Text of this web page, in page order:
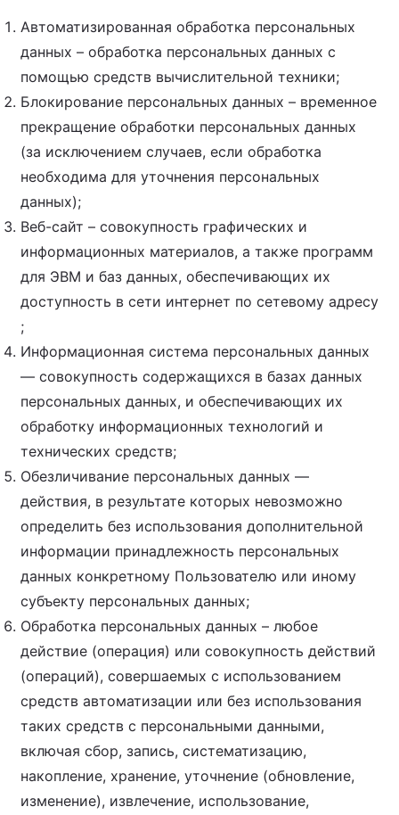
Автоматизированная обработка персональных
данных – обработка персональных данных с
помощью средств вычислительной техники;
Блокирование персональных данных – временное
прекращение обработки персональных данных
(за исключением случаев, если обработка
необходима для уточнения персональных
данных);
Веб-сайт – совокупность графических и
информационных материалов, а также программ
для ЭВМ и баз данных, обеспечивающих их
доступность в сети интернет по сетевому адресу
;
Информационная система персональных данных
— совокупность содержащихся в базах данных
персональных данных, и обеспечивающих их
обработку информационных технологий и
технических средств;
Обезличивание персональных данных —
действия, в результате которых невозможно
определить без использования дополнительной
информации принадлежность персональных
данных конкретному Пользователю или иному
субъекту персональных данных;
Обработка персональных данных – любое
действие (операция) или совокупность действий
(операций), совершаемых с использованием
средств автоматизации или без использования
таких средств с персональными данными,
включая сбор, запись, систематизацию,
накопление, хранение, уточнение (обновление,
изменение), извлечение, использование,